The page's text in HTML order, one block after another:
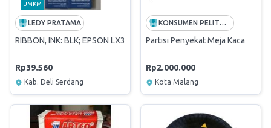
UMKM
LEDY PRATAMA
RIBBON, INK: BLK; EPSON LX310 (ORI)
Rp39.560
Kab. Deli Serdang
KONSUMEN PELITA SEJAHTERA
Partisi Penyekat Meja Kaca
Rp2.000.000
Kota Malang